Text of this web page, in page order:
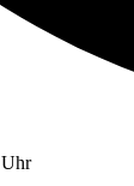
Uhr